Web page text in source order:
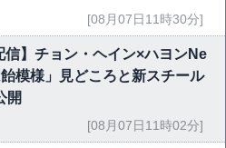
[08月07日11時30分]
信】チョン・ヘイン×ハヨンNe
模様」見どころと新スチール
開
[08月07日11時02分]